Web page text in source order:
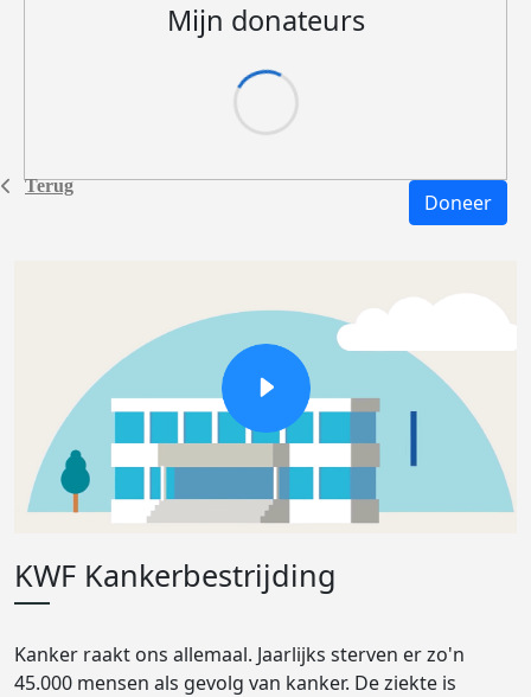
Terug
Mijn donateurs
Doneer
KWF Kankerbestrijding
Kanker raakt ons allemaal. Jaarlijks sterven er zo'n
45.000 mensen als gevolg van kanker. De ziekte is